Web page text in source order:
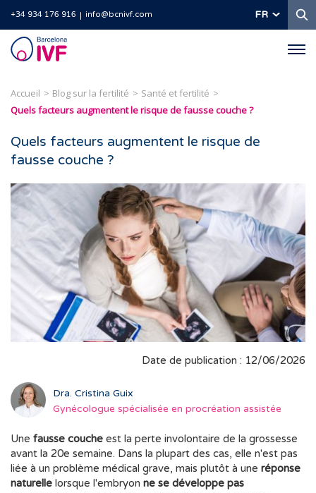
+34 934 176 916 info@bcnivf.com FR
Barcelona
IVF
Accueil Blog sur la fertilité
Santé et fertilité
Quels facteurs augmentent le risque de fausse couche ?
Quels facteurs augmentent le risque de
fausse couche ?
Date de publication : 12/06/2026
Dra. Cristina Guix
Gynécologue spécialisée en procréation assistée
Une fausse couche est la perte involontaire de la grossesse
avant la 20e semaine. Dans la plupart des cas, elle n'est pas
liée à un problème médical grave, mais plutôt à une réponse
naturelle lorsque l'embryon ne se développe pas